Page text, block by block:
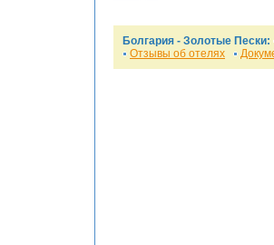
Болгария - Золотые Пески:
Отзывы об отелях